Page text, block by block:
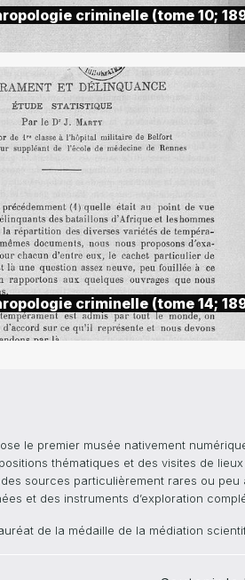
criminelle (tome 10;
criminelle (tome 14;
le premier musée nativement
thématiques et des visites de
des sources particulièrement rares ou
et des instruments d’exploration
de la médaille de la médiation